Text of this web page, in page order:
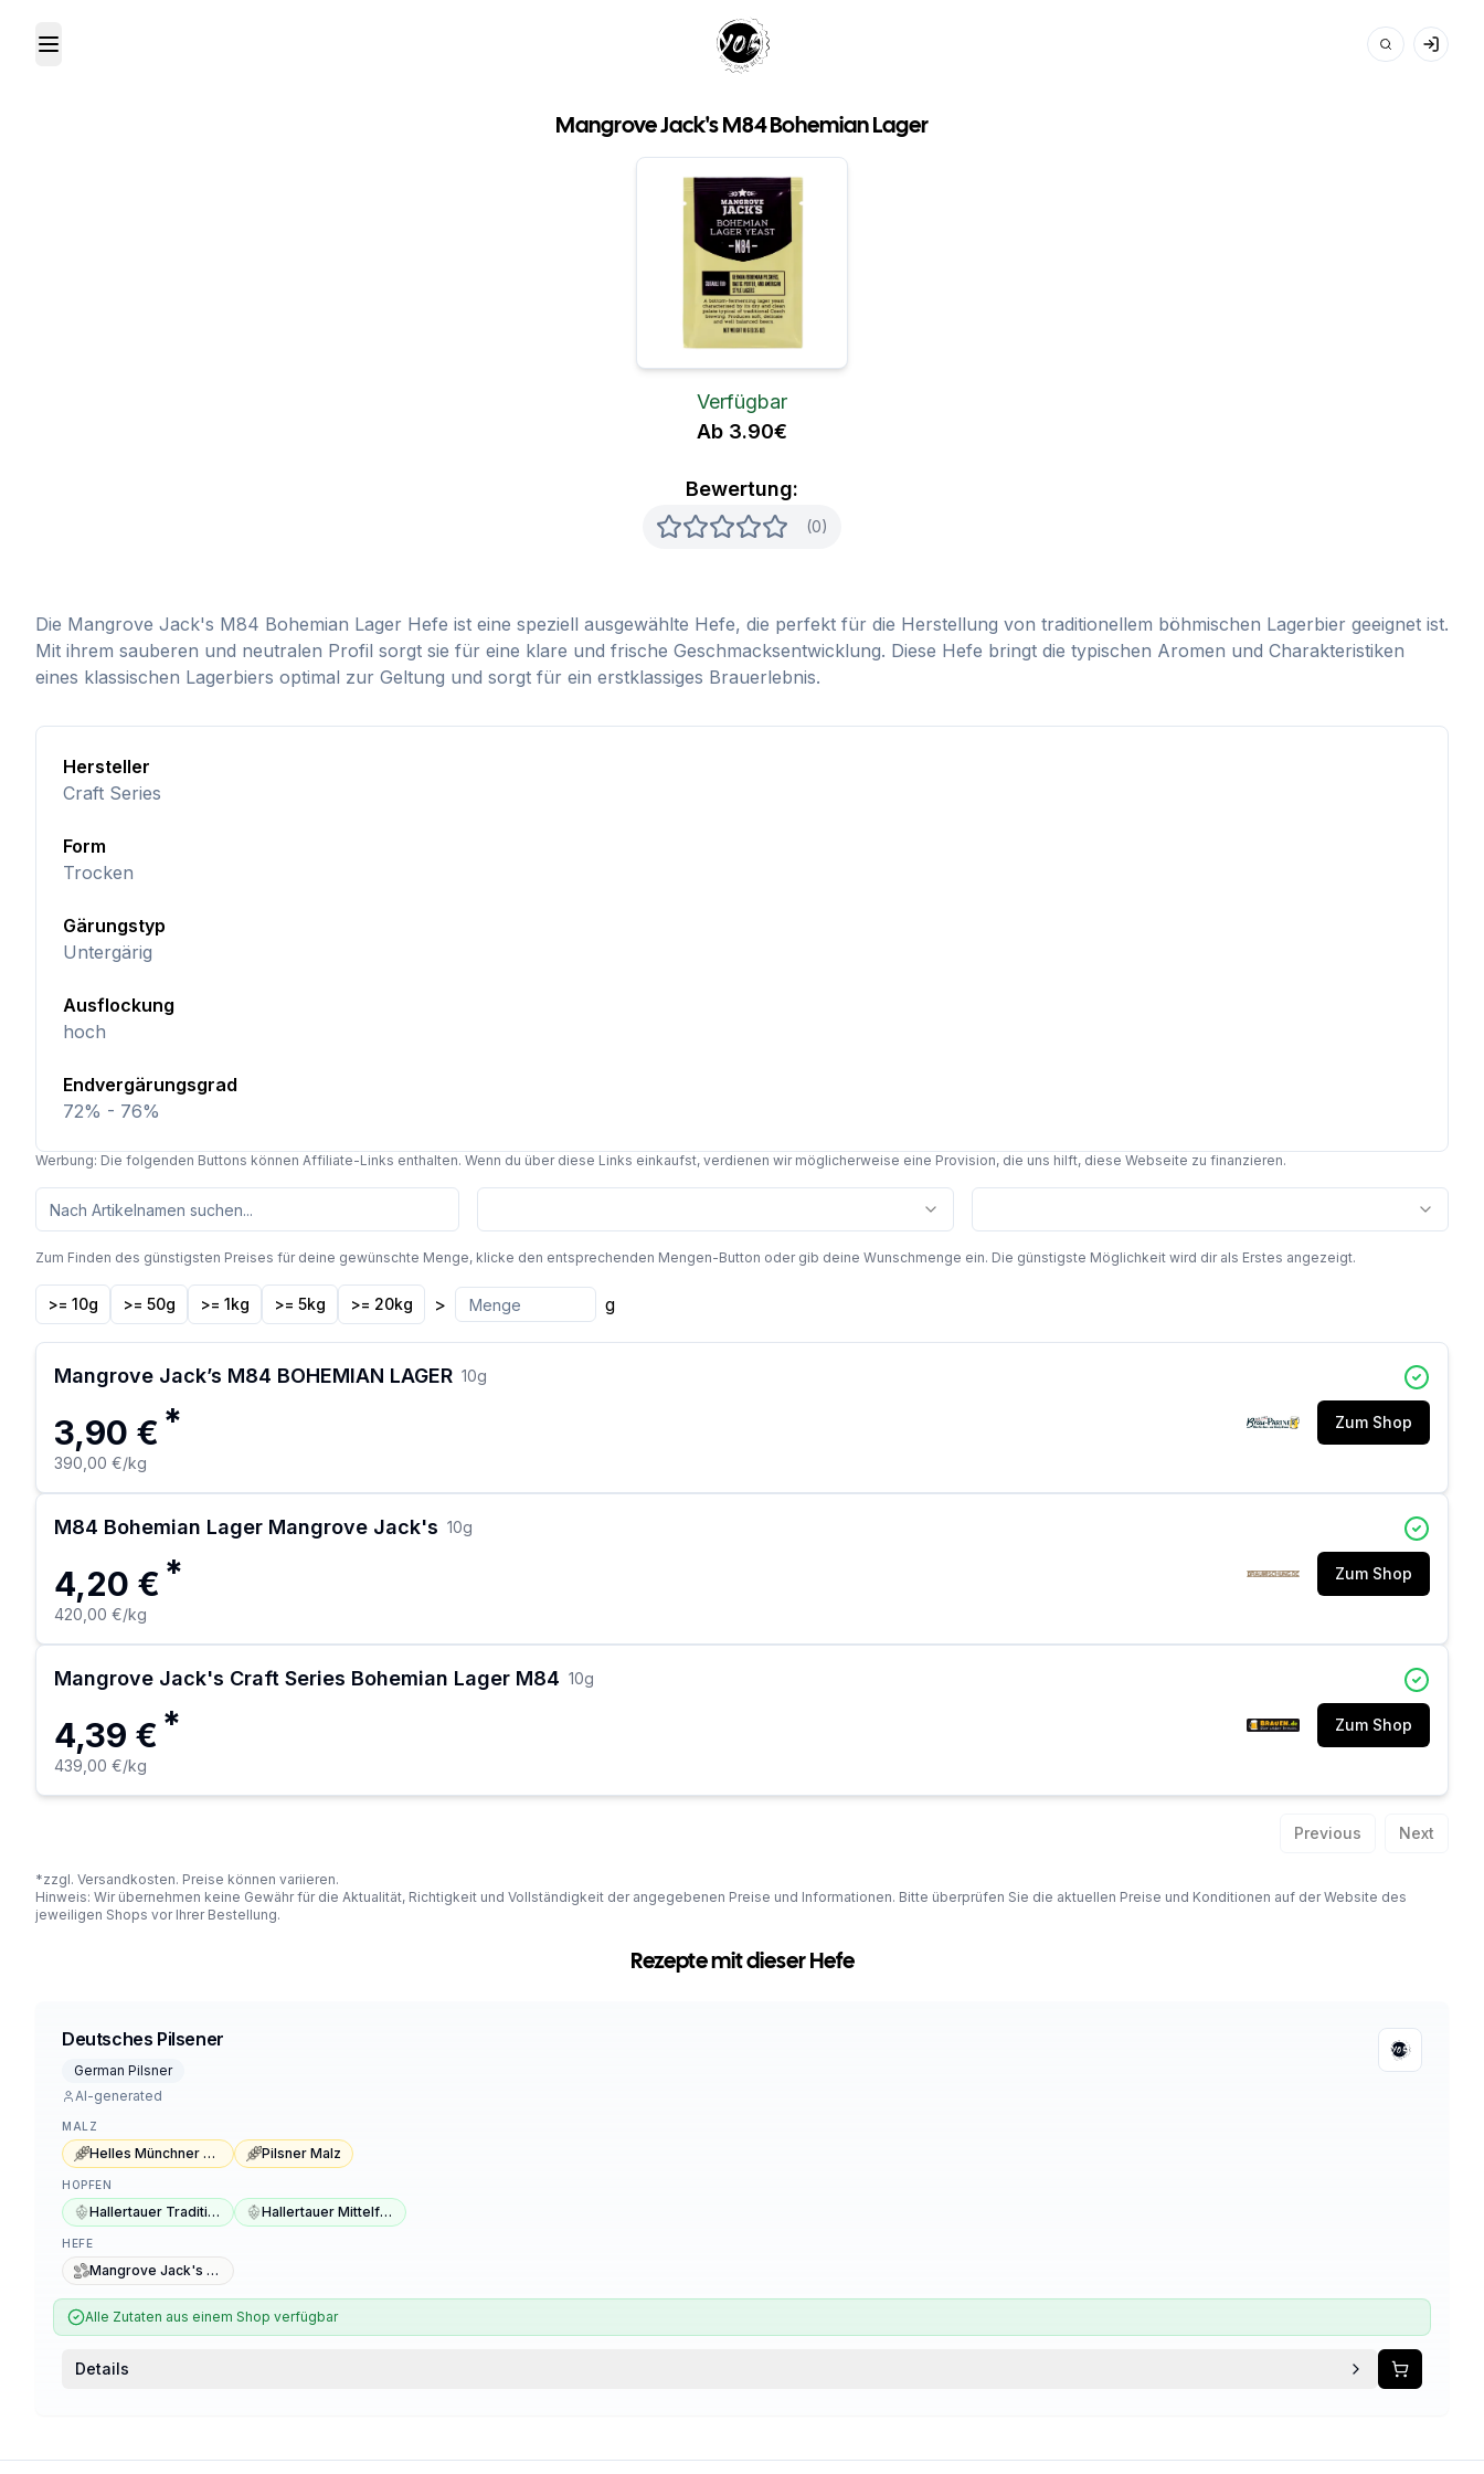
Toggle Menu Your Own Beer
Mangrove Jack's M84 Bohemian Lager
Bewertung:
(0)
Verfügbar
Ab 3.90€
Die Mangrove Jack's M84 Bohemian Lager Hefe ist eine speziell ausgewählte Hefe, die perfekt für die Herstellung von traditionellem böhmischen Lagerbier geeignet ist.
Mit ihrem sauberen und neutralen Profil sorgt sie für eine klare und frische Geschmacksentwicklung. Diese Hefe bringt die typischen Aromen und Charakteristiken
eines klassischen Lagerbiers optimal zur Geltung und sorgt für ein erstklassiges Brauerlebnis.
Hersteller
Craft Series
Form
Trocken
Gärungstyp
Untergärig
Ausflockung
hoch
Endvergärungsgrad
72% - 76%
Werbung: Die folgenden Buttons können Affiliate-Links enthalten. Wenn du über diese Links einkaufst, verdienen wir möglicherweise eine Provision, die uns hilft, diese Webseite zu finanzieren.
Zum Finden des günstigsten Preises für deine gewünschte Menge, klicke den entsprechenden Mengen-Button oder gib deine Wunschmenge ein. Die günstigste Möglichkeit wird dir als Erstes angezeigt.
>= 10g >= 50g >= 1kg >= 5kg >= 20kg > g
Mangrove Jack’s M84 BOHEMIAN LAGER 10g
3,90 € *
390,00 €/kg
Zum Shop
M84 Bohemian Lager Mangrove Jack's 10g
4,20 € *
420,00 €/kg
Zum Shop
Mangrove Jack's Craft Series Bohemian Lager M84 10g
4,39 € *
439,00 €/kg
Zum Shop
Previous Next
*zzgl. Versandkosten. Preise können variieren.
Hinweis: Wir übernehmen keine Gewähr für die Aktualität, Richtigkeit und Vollständigkeit der angegebenen Preise und Informationen. Bitte überprüfen Sie die aktuellen Preise und Konditionen auf der Website des
jeweiligen Shops vor Ihrer Bestellung.
Rezepte mit dieser Hefe
Deutsches Pilsener
German Pilsner
AI-generated
MALZ
Helles Münchner Malz Pilsner Malz
HOPFEN
Hallertauer Tradition Hallertauer Mittelfrüh
HEFE
Mangrove Jack's M84 Bohemian Lager
Alle Zutaten aus einem Shop verfügbar
Details